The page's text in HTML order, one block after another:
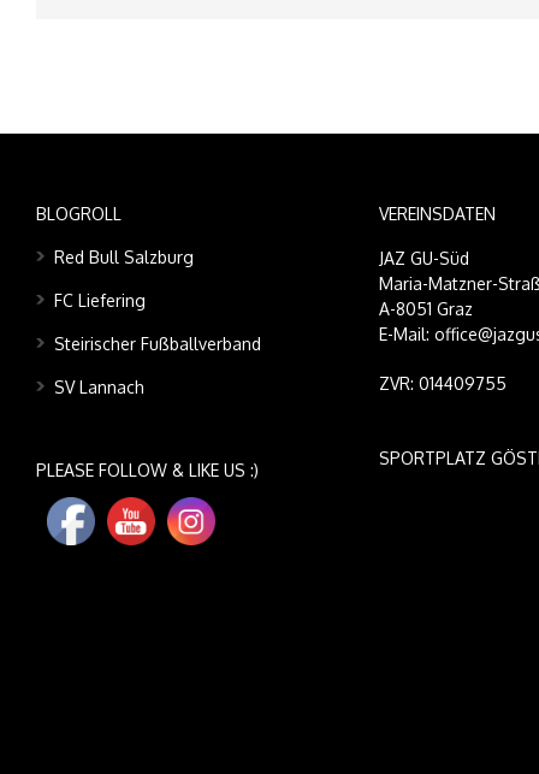
BLOGROLL
Red Bull Salzburg
FC Liefering
Steirischer Fußballverband
SV Lannach
PLEASE FOLLOW & LIKE US :)
VEREINSDATEN
JAZ GU-Süd
Maria-Matzner-
A-8051 Graz
E-Mail:
ZVR: 014409755
SPORTPLATZ